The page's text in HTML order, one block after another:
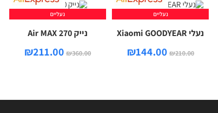
נעליים
נעלי Xiaomi GOODYEAR
₪210.00
₪144.00
נעליים
נייק Air MAX 270
₪360.00
₪211.00